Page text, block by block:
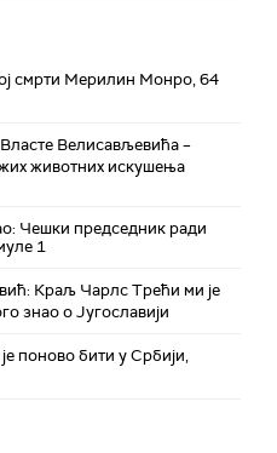
смрти Мерилин Монро, 64
Велисављевића –
животних искушења
Чешки председник ради
1
Краљ Чарлс Трећи ми је
знао о Југославији
поново бити у Србији,